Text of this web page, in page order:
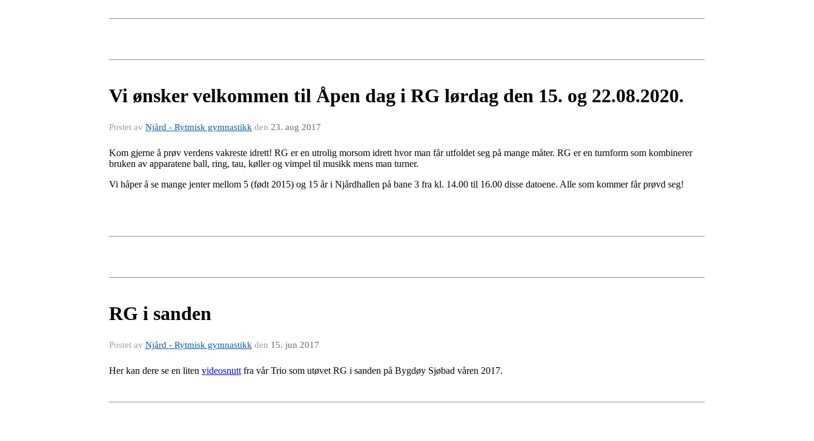
Vi ønsker velkommen til Åpen dag i RG lørdag den 15. og 22.08.2020.
Postet av Njård - Rytmisk gymnastikk den 23. aug 2017
Kom gjerne å prøv verdens vakreste idrett! RG er en utrolig morsom idrett hvor man får utfoldet seg på mange måter. RG er en turnform som kombinerer
bruken av apparatene ball, ring, tau, køller og vimpel til musikk mens man turner.
Vi håper å se mange jenter mellom 5 (født 2015) og 15 år i Njårdhallen på bane 3 fra kl. 14.00 til 16.00 disse datoene. Alle som kommer får prøvd seg!
RG i sanden
Postet av Njård - Rytmisk gymnastikk den 15. jun 2017
Her kan dere se en liten videosnutt fra vår Trio som utøvet RG i sanden på Bygdøy Sjøbad våren 2017.